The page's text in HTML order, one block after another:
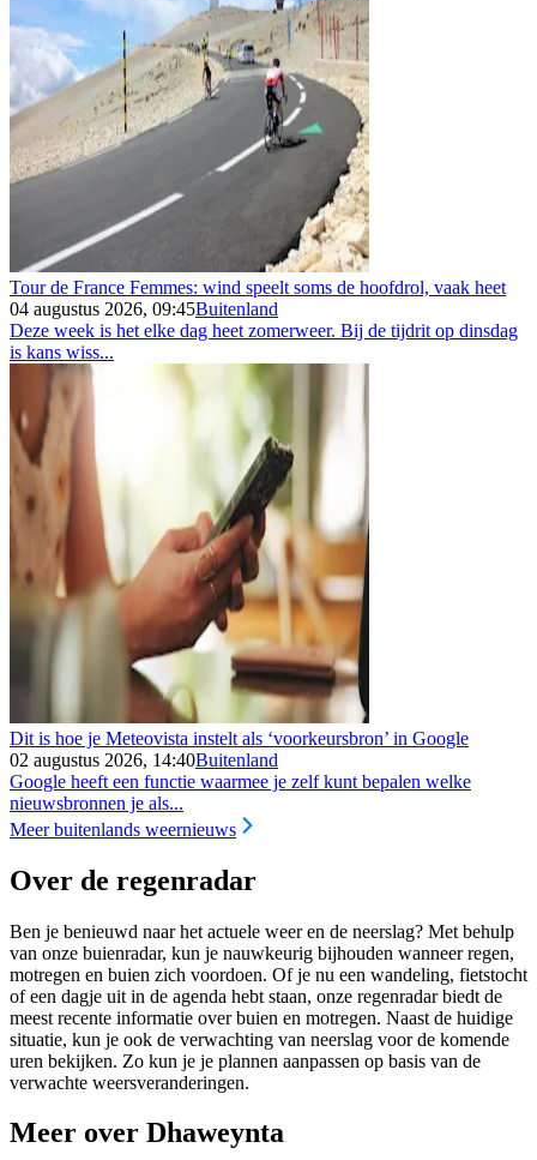
Tour de France Femmes: wind speelt soms de hoofdrol, vaak heet
04 augustus 2026, 09:45Buitenland
Deze week is het elke dag heet zomerweer. Bij de tijdrit op dinsdag
is kans wiss...
Dit is hoe je Meteovista instelt als ‘voorkeursbron’ in Google
02 augustus 2026, 14:40Buitenland
Google heeft een functie waarmee je zelf kunt bepalen welke
nieuwsbronnen je als...
Meer buitenlands weernieuws
Over de regenradar
Ben je benieuwd naar het actuele weer en de neerslag? Met behulp
van onze buienradar, kun je nauwkeurig bijhouden wanneer regen,
motregen en buien zich voordoen. Of je nu een wandeling, fietstocht
of een dagje uit in de agenda hebt staan, onze regenradar biedt de
meest recente informatie over buien en motregen. Naast de huidige
situatie, kun je ook de verwachting van neerslag voor de komende
uren bekijken. Zo kun je je plannen aanpassen op basis van de
verwachte weersveranderingen.
Meer over Dhaweynta